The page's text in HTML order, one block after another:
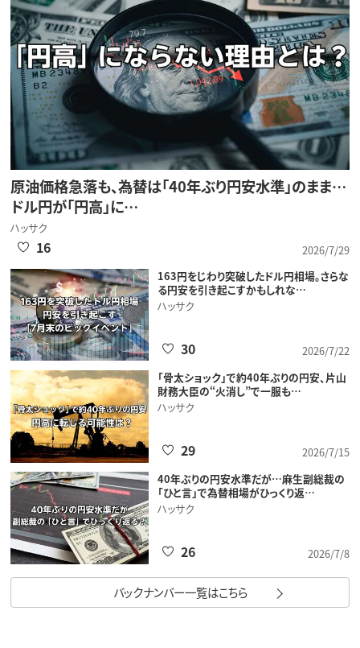
原油価格急落も、為替は「40年ぶり円安水準」のまま…
ドル円が「円高」に…
ハッサク
2026/7/29
16
163円をじわり突破したドル円相場。さらな
る円安を引き起こすかもしれな…
ハッサク
2026/7/22
30
「骨太ショック」で約40年ぶりの円安、片山
財務大臣の“火消し”で一服も…
ハッサク
2026/7/15
29
40年ぶりの円安水準だが…麻生副総裁の
「ひと言」で為替相場がひっくり返…
ハッサク
2026/7/8
26
バックナンバー一覧はこちら